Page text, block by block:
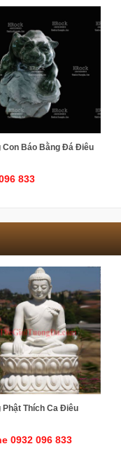
Con Báo Bằng Đá Điêu
833
Thích Ca Điêu
0932 096 833